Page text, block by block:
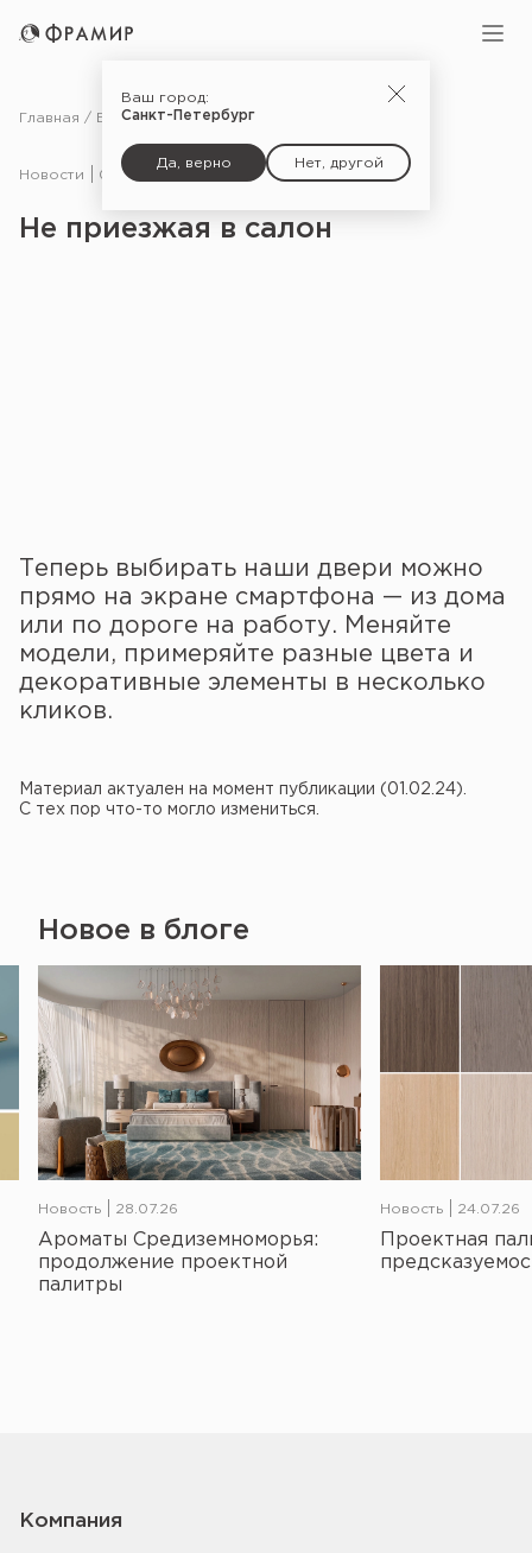
Ваш город:
Санкт-Петербург
Да, верно Нет, другой
Главная Блог Новости
Новости 01.02.24
Не приезжая в салон
Теперь выбирать наши двери можно
прямо на экране смартфона — из дома
или по дороге на работу. Меняйте
модели, примеряйте разные цвета и
декоративные элементы в несколько
кликов.
Материал актуален на момент публикации (01.02.24).
С тех пор что-то могло измениться.
Новое в блоге
Новость 28.07.26
Ароматы Средиземноморья:
продолжение проектной
палитры
Новость 24.07.26
Проектная
Компания